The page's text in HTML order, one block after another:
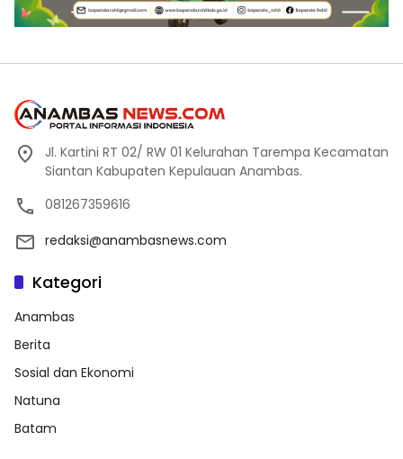
Jl. Kartini RT 02/ RW 01 Kelurahan Tarempa Kecamatan
Siantan Kabupaten Kepulauan Anambas.
081267359616
redaksi@anambasnews.com
Kategori
Anambas
Berita
Sosial dan Ekonomi
Natuna
Batam